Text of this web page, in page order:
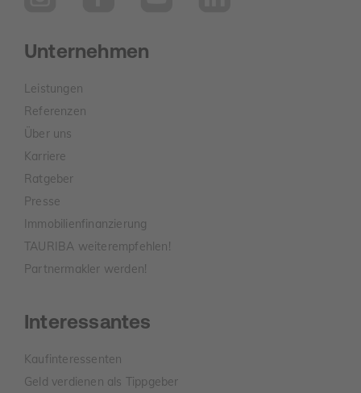
Unternehmen
Leistungen
Referenzen
Über uns
Karriere
Ratgeber
Presse
Immobilienfinanzierung
TAURIBA weiterempfehlen!
Partnermakler werden!
Interessantes
Kaufinteressenten
Geld verdienen als Tippgeber